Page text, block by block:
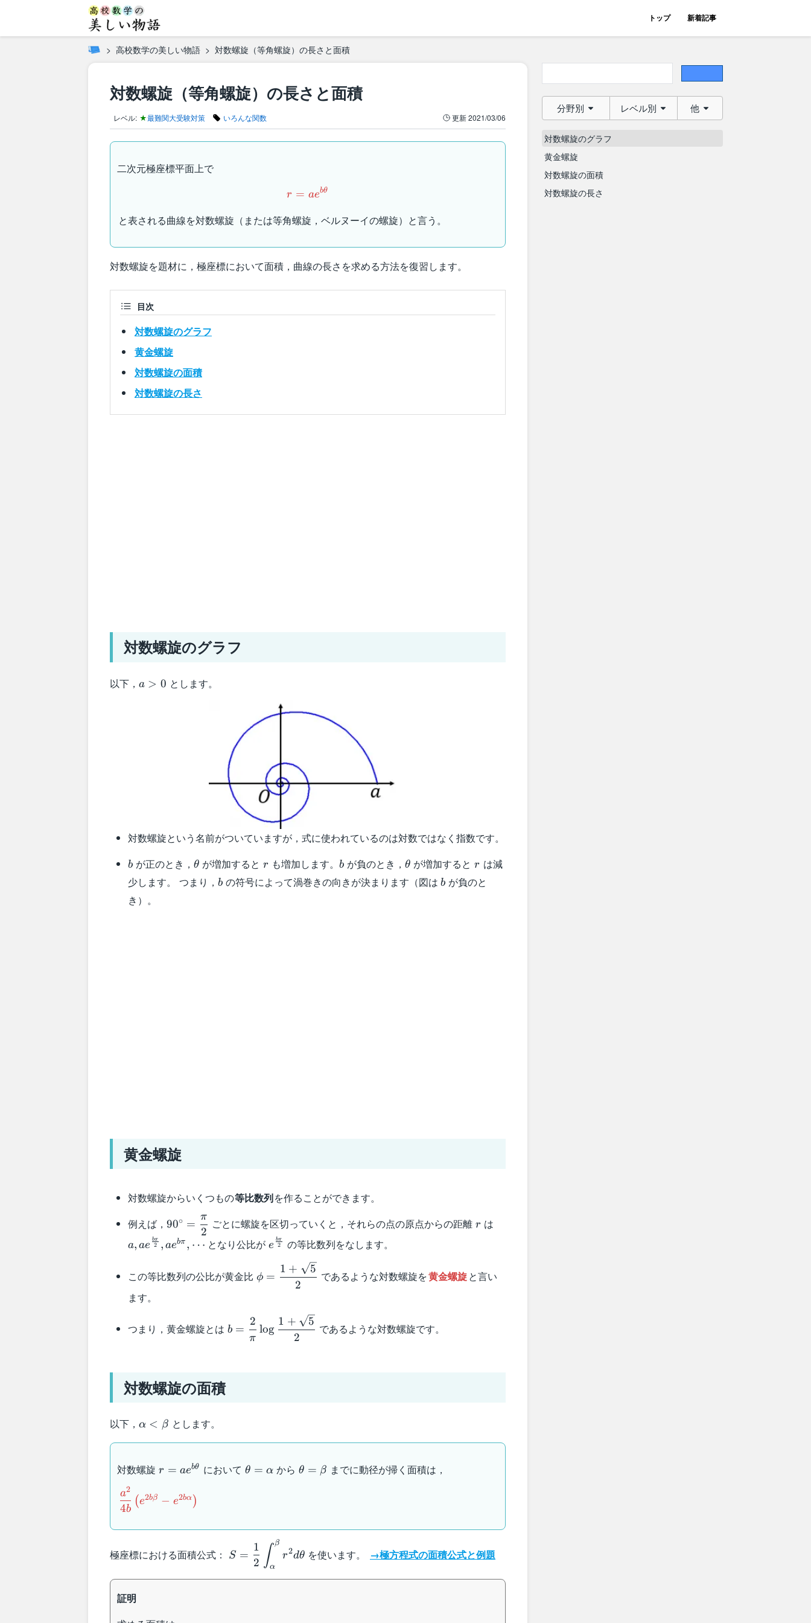
トップ 新着記事
高校数学の美しい物語 対数螺旋（等角螺旋）の長さと面積
対数螺旋（等角螺旋）の長さと面積
レベル: ★最難関大受験対策 いろんな関数 更新2021/03/06
二次元極座標平面上で
r=ae^{b\theta}
r = aebθ
と表される曲線を対数螺旋（または等角螺旋，ベルヌーイの螺旋）と言う。
対数螺旋を題材に，極座標において面積，曲線の長さを求める方法を復習します。
目次
対数螺旋のグラフ
黄金螺旋
対数螺旋の面積
対数螺旋の長さ
対数螺旋のグラフ
以下， a
a > 0 とします。
対数螺旋という名前がついていますが，式に使われているのは対数ではなく指数です。
b
b が正のとき， \theta
θ が増加すると r
r も増加します。b
b が負のとき，\theta
θ が増加するとr
r は減
少します。 つまり， b
bの符号によって渦巻きの向きが決まります（図はb
b が負のと
き）。
黄金螺旋
対数螺旋からいくつもの等比数列を作ることができます。
例えば， 90^{\circ}=\dfrac{\pi}
{2}
90∘ =
2
π
ごとに螺旋を区切っていくと，それらの点の原点からの距離 r
r は
a, ae 2
bπ , aebπ , ⋯ となり公比がe^{\frac{b\pi}
e 2
bπ の等比数列をなします。
この等比数列の公比が黄金比
\phi=\dfrac{1+\sqrt{5}}
{2}
ϕ =
2
1 + 5
であるような対数螺旋を黄金螺旋と言い
ます。
つまり，黄金螺旋とは
b=\dfrac{2}
{\pi}\log\dfrac{1+\sqrt{5}}
b =
π
2
log
2
1 + 5
であるような対数螺旋です。
対数螺旋の面積
以下， \alpha
α < β とします。
対数螺旋 r=ae^{b\theta}
r = aebθ において \theta=\alpha
θ = α から \theta=\beta
θ = β までに動径が掃く面積は，
\dfrac{a^2}
{4b}\left(e^{2b\beta}-
4b
a2
(e2bβ − e2bα )
極座標における面積公式：
S=\dfrac{1}
{2}\displaystyle\int_{\alpha}^{\beta}r^2d\theta
S =
2
1 ∫α
β
r2dθ を使います。 →極方程式の面積公式と例題
証明
分野別 レベル別 他
対数螺旋のグラフ
黄金螺旋
対数螺旋の面積
対数螺旋の長さ